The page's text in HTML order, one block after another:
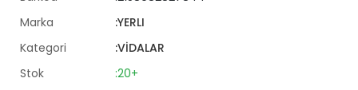
Marka
:YERLI
Kategori
:VİDALAR
Stok
:20+